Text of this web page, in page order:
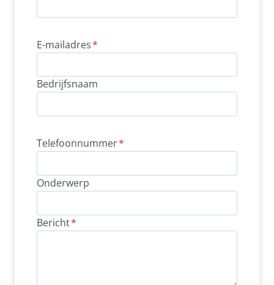
E-mailadres*
Bedrijfsnaam
Telefoonnummer*
Onderwerp
Bericht*